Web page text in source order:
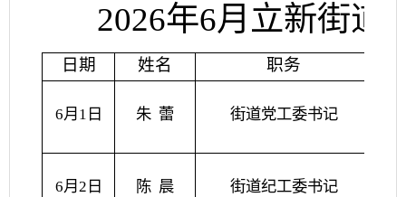
2026年6月立新街道
日期 姓名 职务
6月1日 朱 蕾 街道党工委书记
6月2日 陈 晨 街道纪工委书记